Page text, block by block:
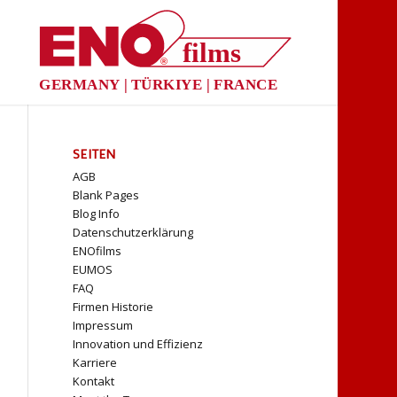
films
®
GERMANY | TÜRKIYE | FRANCE
SEITEN
AGB
Blank Pages
Blog Info
Datenschutzerklärung
ENOfilms
EUMOS
FAQ
Firmen Historie
Impressum
Innovation und Effizienz
Karriere
Kontakt